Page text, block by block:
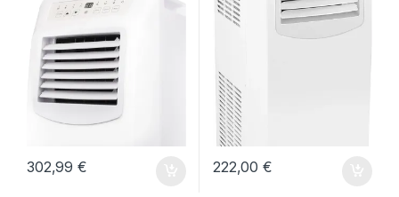
302,99€ 222,00€